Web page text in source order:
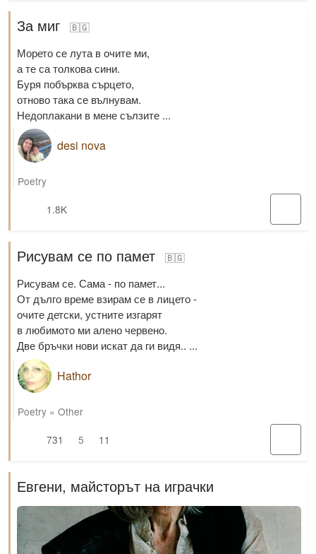
За миг 🇧🇬
Морето се лута в очите ми,
а те са толкова сини.
Буря побърква сърцето,
отново така се вълнувам.
Недоплакани в мене сълзите ...
desi nova
Poetry
1.8K
Рисувам се по памет 🇧🇬
Рисувам се. Сама - по памет...
От дълго време взирам се в лицето -
очите детски, устните изгарят
в любимото ми алено червено.
Две бръчки нови искат да ги видя.. ...
Hathor
Poetry » Other
731
5 11
Евгени, майсторът на играчки